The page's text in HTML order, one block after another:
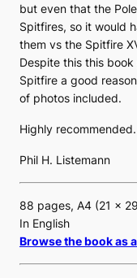
but even that the
Spitfires, so it would
them vs the Spitfire
Despite this this
Spitfire a good
of photos included.
Highly recommended.
Phil H. Listemann
88 pages, A4 (21 x
In English
Browse the book as